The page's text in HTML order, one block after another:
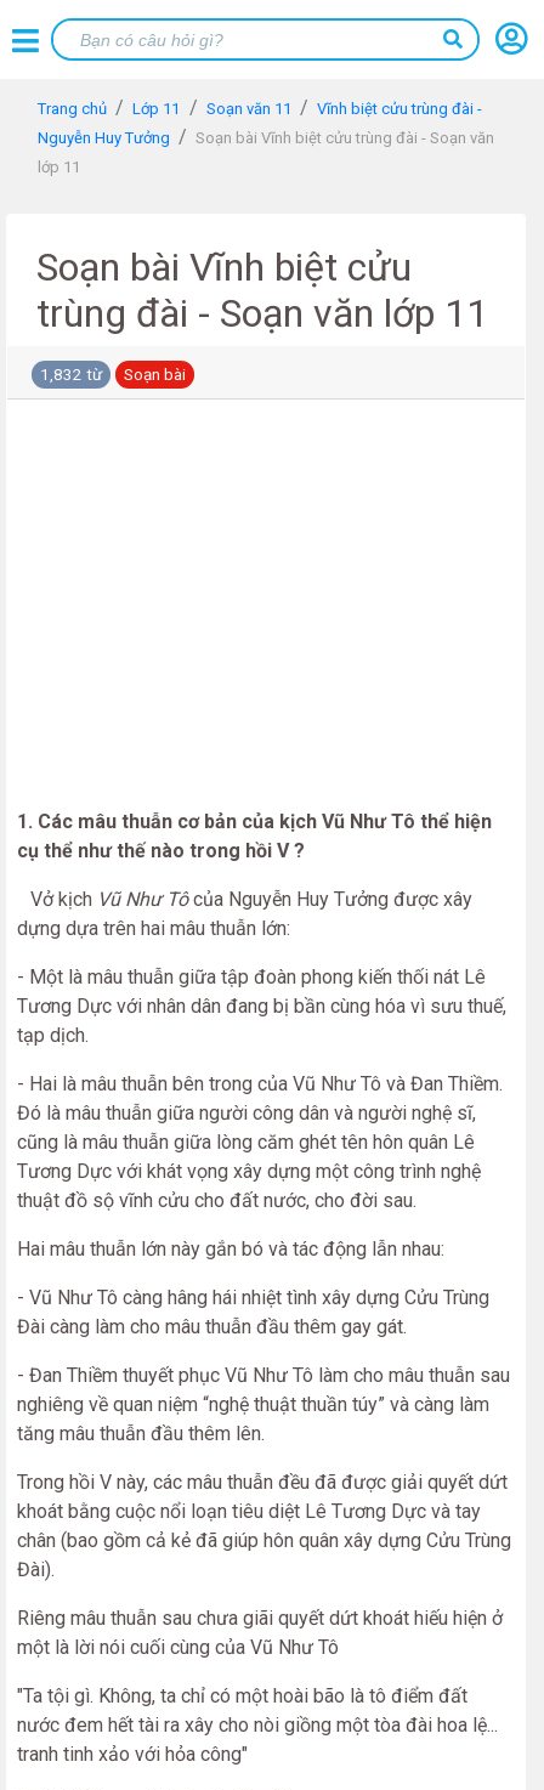
Trang chủ Lớp 11 Soạn văn 11
Vĩnh biệt cửu trùng đài -
Nguyễn Huy Tưởng
Soạn bài Vĩnh biệt cửu trùng đài - Soạn văn
lớp 11
Soạn bài Vĩnh biệt cửu
trùng đài - Soạn văn lớp 11
1,832 từ Soạn bài
1. Các mâu thuẫn cơ bản của kịch Vũ Như Tô thể hiện
cụ thể như thế nào trong hồi V ?
Vở kịch Vũ Như Tôcủa Nguyễn Huy Tưởng được xây
dựng dựa trên hai mâu thuẫn lớn:
- Một là mâu thuẫn giữa tập đoàn phong kiến thối nát Lê
Tương Dực với nhân dân đang bị bần cùng hóa vì sưu thuế,
tạp dịch.
- Hai là mâu thuẫn bên trong của Vũ Như Tô và Đan Thiềm.
Đó là mâu thuẫn giữa người công dân và người nghệ sĩ,
cũng là mâu thuẫn giữa lòng căm ghét tên hôn quân Lê
Tương Dực với khát vọng xây dựng một công trình nghệ
thuật đồ sộ vĩnh cửu cho đất nước, cho đời sau.
Hai mâu thuẫn lớn này gắn bó và tác động lẫn nhau:
- Vũ Như Tô càng hâng hái nhiệt tình xây dựng Cửu Trùng
Đài càng làm cho mâu thuẫn đầu thêm gay gát.
- Đan Thiềm thuyết phục Vũ Như Tô làm cho mâu thuẫn sau
nghiêng về quan niệm “nghệ thuật thuần túy” và càng làm
tăng mâu thuẫn đầu thêm lên.
Trong hồi V này, các mâu thuẫn đều đã được giải quyết dứt
khoát bằng cuộc nổi loạn tiêu diệt Lê Tương Dực và tay
chân (bao gồm cả kẻ đã giúp hôn quân xây dựng Cửu Trùng
Đài).
Riêng mâu thuẫn sau chưa giãi quyết dứt khoát hiếu hiện ở
một là lời nói cuối cùng của Vũ Như Tô
"Ta tội gì. Không, ta chỉ có một hoài bão là tô điểm đất
nước đem hết tài ra xây cho nòi giồng một tòa đài hoa lệ...
tranh tinh xảo với hỏa công"